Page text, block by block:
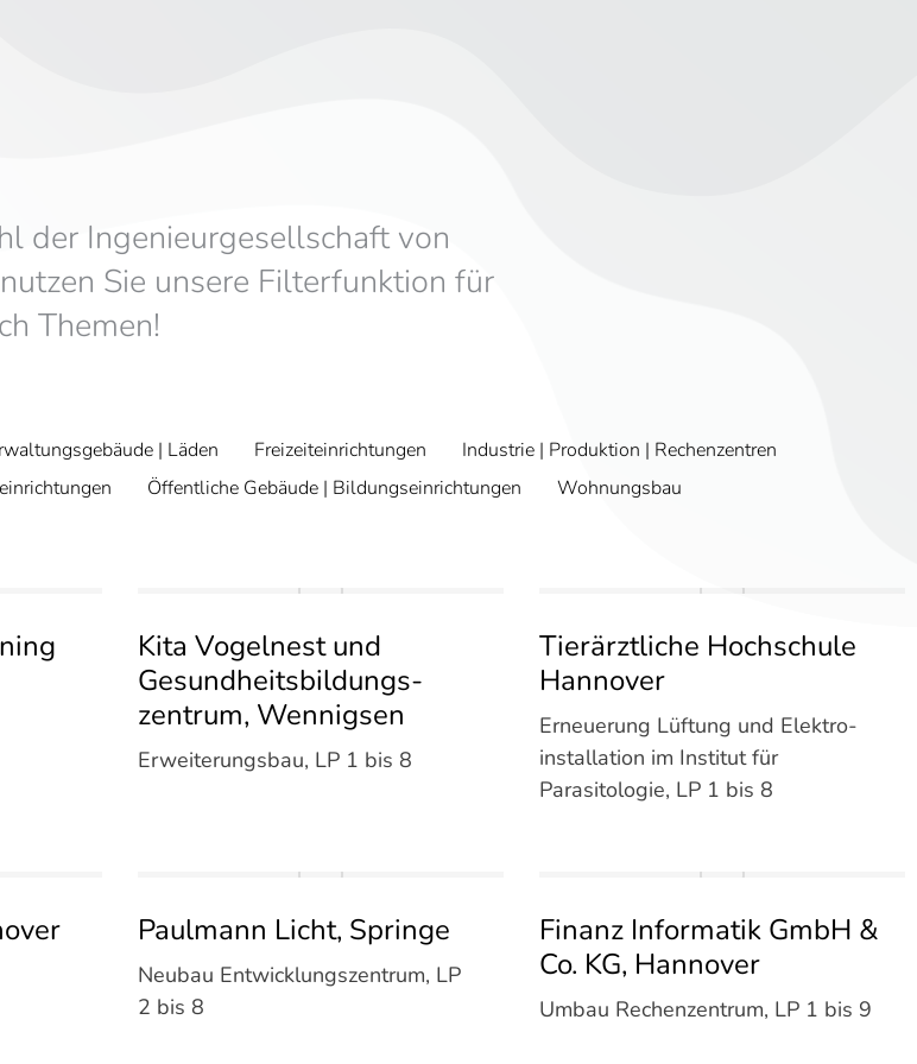
der Ingenieurgesellschaft von
Sie unsere Filterfunktion für
Themen!
| Läden Freizeiteinrichtungen
Industrie | Produktion | Rechenzentren
Öffentliche Gebäude | Bildungseinrichtungen Wohnungsbau
Kita Vogelnest und
Gesundheits­bildungs­
zentrum, Wennigsen
Erweiterungsbau, LP 1 bis 8
Tierärztliche Hochschule
Hannover
Erneuerung Lüftung und Elektro­
installation im Institut für
Parasitologie, LP 1 bis 8
Paulmann Licht, Springe
Neubau Entwicklungszentrum, LP
2 bis 8
Finanz Informatik GmbH &
Co. KG, Hannover
Umbau Rechenzentrum, LP 1 bis 9